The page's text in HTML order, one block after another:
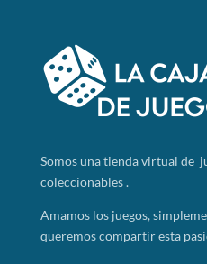
Somosuna tienda virtual de
coleccionables .
Amamos los juegos,
queremos compartir esta